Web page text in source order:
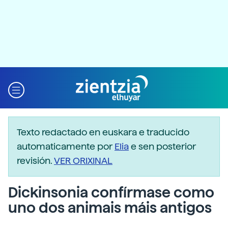
Texto redactado en euskara e traducido
automaticamente porEliae sen posterior
revisión.VER ORIXINAL
Dickinsonia confírmase como
uno dos animais máis antigos